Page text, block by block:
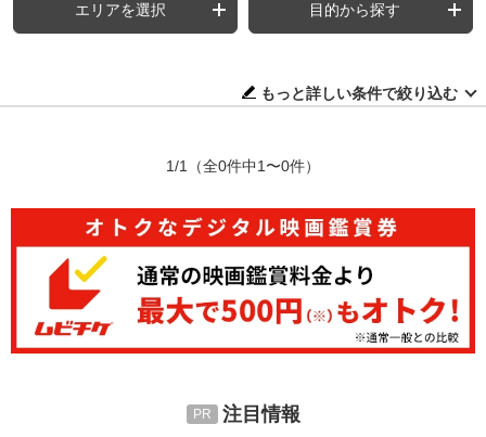
エリアを選択 目的から探す
もっと詳しい条件で絞り込む
1/1 （全0件中1〜0件）
注目情報